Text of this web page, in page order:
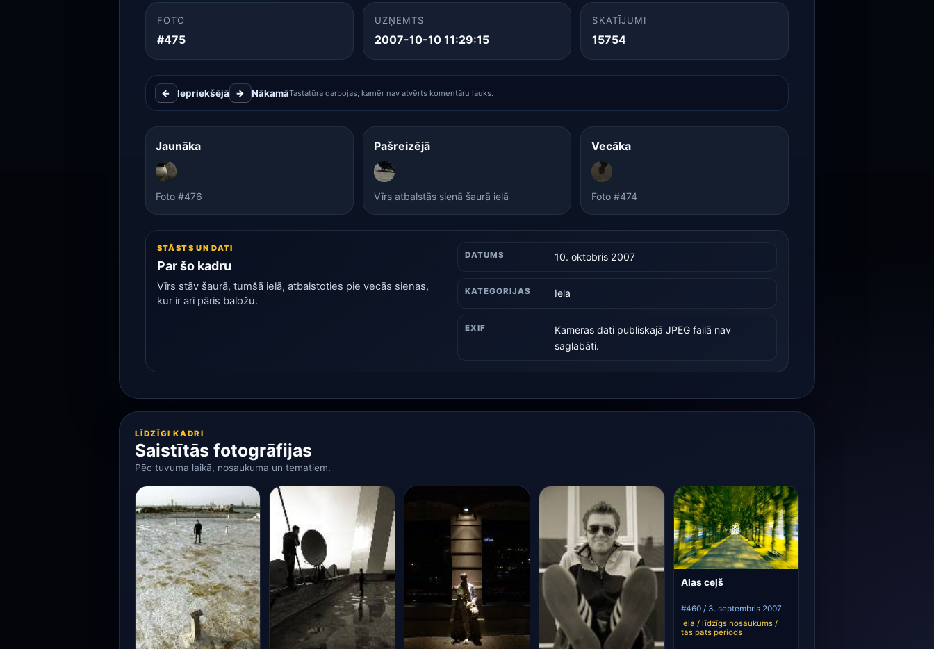
FOTO
#475
UZŅEMTS
2007-10-10 11:29:15
SKATĪJUMI
15754
← Iepriekšējā → NākamāTastatūra darbojas, kamēr nav atvērts komentāru lauks.
Jaunāka
Foto #476
Pašreizējā
Vīrs atbalstās sienā šaurā ielā
Vecāka
Foto #474
STĀSTS UN DATI
Par šo kadru
Vīrs stāv šaurā, tumšā ielā, atbalstoties pie vecās sienas,
kur ir arī pāris baložu.
DATUMS 10. oktobris 2007
KATEGORIJAS Iela
EXIF
Kameras dati publiskajā JPEG failā nav
saglabāti.
LĪDZĪGI KADRI
Saistītās fotogrāfijas
Pēc tuvuma laikā, nosaukuma un tematiem.
Alas ceļš
#460 / 3. septembris 2007
Iela / līdzīgs nosaukums /
tas pats periods